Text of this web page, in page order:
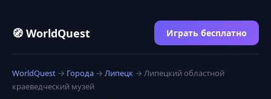
🧭 WorldQuest Играть бесплатно
WorldQuest → Города → Липецк → Липецкий областной
краеведческий музей